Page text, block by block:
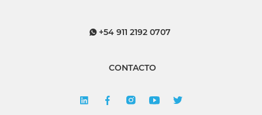
+54 911 2192 0707
CONTACTO